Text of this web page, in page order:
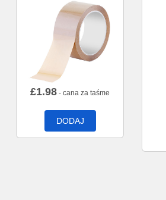
£1.98 - cana za taśme
DODAJ